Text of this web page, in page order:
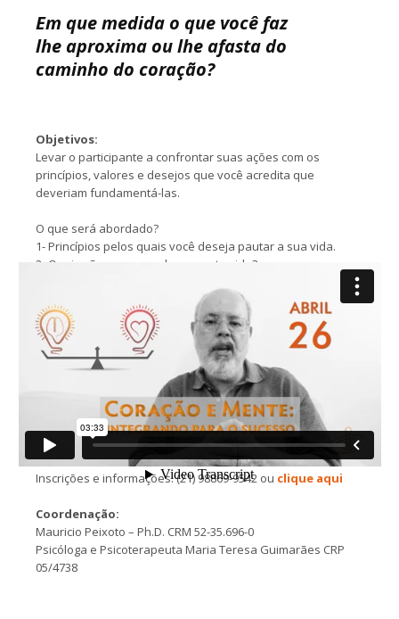
Em que medida o que você faz
lhe aproxima ou lhe afasta do
caminho do coração?
Objetivos:
Levar o participante a confrontar suas ações com os
princípios, valores e desejos que você acredita que
deveriam fundamentá-las.
O que será abordado?
1- Princípios pelos quais você deseja pautar a sua vida.
2- Quais são os seus valores nesta vida?
4- O que você tem feito para implementar tudo isto?
Quando se tem certeza do desejo e o objetivo está claro, as ações
para atingi-lo seguem um caminho natural.
26/04/2017 – Quarta Feira
18h30 às 22h00hs
Officina da Mente – Tijuca (próximo à estação
Uruguai do Metrô)
Valor:R$ 90,00
Inscrições e informações: (21) 98869-9542 ou clique aqui
Coordenação:
Mauricio Peixoto – Ph.D. CRM 52-35.696-0
Psicóloga e Psicoterapeuta Maria Teresa Guimarães CRP
05/4738